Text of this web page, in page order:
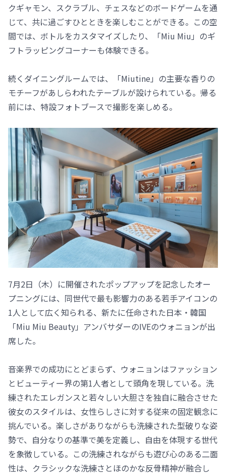
クギャモン、スクラブル、チェスなどのボードゲームを通
じて、共に過ごすひとときを楽しむことができる。この空
間では、ボトルをカスタマイズしたり、「Miu Miu」のギ
フトラッピングコーナーも体験できる。
続くダイニングルームでは、「Miutine」の主要な香りの
モチーフがあしらわれたテーブルが設けられている。帰る
前には、特設フォトブースで撮影を楽しめる。
7月2日（木）に開催されたポップアップを記念したオー
プニングには、同世代で最も影響力のある若手アイコンの
1人として広く知られる、新たに任命された日本・韓国
「Miu Miu Beauty」アンバサダーのIVEのウォニョンが出
席した。
音楽界での成功にとどまらず、ウォニョンはファッション
とビューティー界の第1人者として頭角を現している。洗
練されたエレガンスと若々しい大胆さを独自に融合させた
彼女のスタイルは、女性らしさに対する従来の固定観念に
挑んでいる。楽しさがありながらも洗練された型破りな姿
勢で、自分なりの基準で美を定義し、自由を体現する世代
を象徴している。この洗練されながらも遊び心のある二面
性は、クラシックな洗練さとほのかな反骨精神が融合し